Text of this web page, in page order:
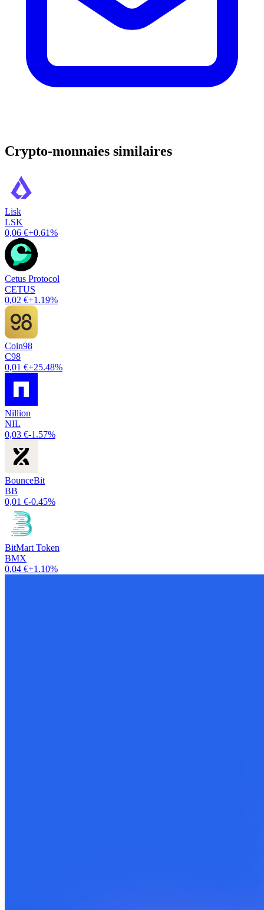
Crypto-monnaies similaires
Lisk
LSK
0,06 €+0.61%
Cetus Protocol
CETUS
0,02 €+1.19%
Coin98
C98
0,01 €+25.48%
Nillion
NIL
0,03 €-1.57%
BounceBit
BB
0,01 €-0.45%
BitMart Token
BMX
0,04 €+1.10%